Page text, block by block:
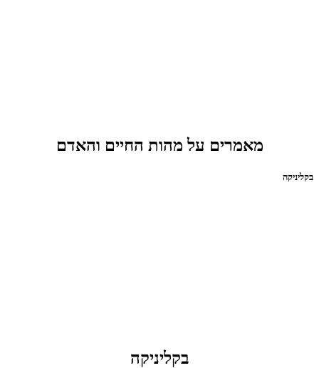
מאמרים על מהות החיים והאדם
בקליניקה
בקליניקה